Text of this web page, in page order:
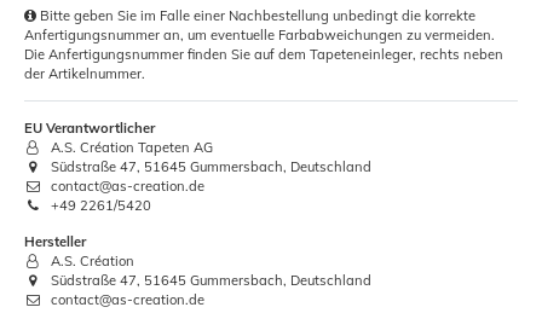
Bitte geben Sie im Falle einer Nachbestellung unbedingt die korrekte
Anfertigungsnummer an, um eventuelle Farbabweichungen zu vermeiden.
Die Anfertigungsnummer finden Sie auf dem Tapeteneinleger, rechts neben
der Artikelnummer.
EU Verantwortlicher
A.S. Création Tapeten AG
Südstraße 47, 51645 Gummersbach, Deutschland
contact@as-creation.de
+49 2261/5420
Hersteller
A.S. Création
Südstraße 47, 51645 Gummersbach, Deutschland
contact@as-creation.de